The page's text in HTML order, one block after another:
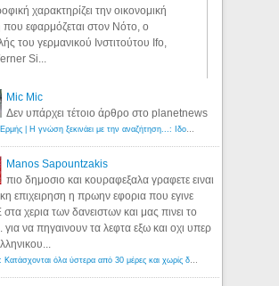
χαρακτηρίζει την οικονομική
που εφαρμόζεται στον Νότο, ο
του γερμανικού Ινστιτούτου Ifo,
Si...
Mic Mic
Δεν υπάρχει τέτοιο άρθρο στο planetnews
Manos Sapountzakis
πιο δημοσιο και κουραφεξαλα γραφετε ειναι
επιχειρηση η πρωην εφορια που εγινε
χερια των δανειστων και μας πινει το
για να πηγαινουν τα λεφτα εξω και οχι υπερ